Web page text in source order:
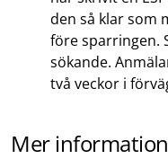
den så klar som
före sparringen.
sökande.
två veckor i
Mer information